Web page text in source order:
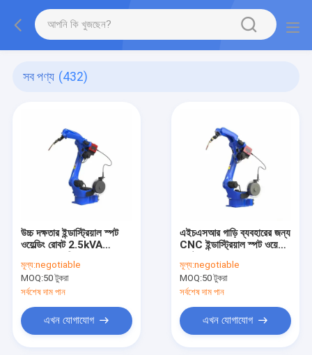
সব পণ্য (432)
উচ্চ দক্ষতার ইন্ডাস্ট্রিয়াল স্পট
ওয়েল্ডিং রোবট 2.5kVA
মূল্য:negotiable
MOQ:50 টুকরা
সর্বশেষ দাম পান
এখন যোগাযোগ
এইচএসআর গাড়ি ব্যবহারের জন্য
CNC ইন্ডাস্ট্রিয়াল স্পট ওয়েল্ডিং
মূল্য:negotiable
MOQ:50 টুকরা
সর্বশেষ দাম পান
এখন যোগাযোগ